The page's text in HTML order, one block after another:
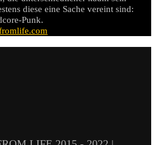
diese eine Sache vereint sind:
Punk.